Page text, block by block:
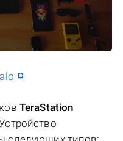
TeraStation